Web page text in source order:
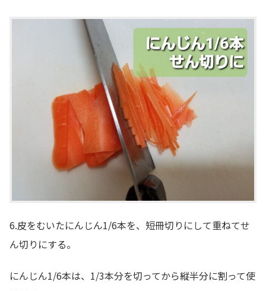
6.皮をむいたにんじん1/6本を、短冊切りにして重ねてせ
ん切りにする。
にんじん1/6本は、1/3本分を切ってから縦半分に割って使